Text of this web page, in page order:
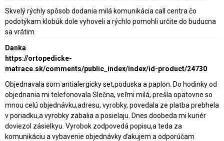
Skvelý rýchly spôsob dodania milá komunikácia call centra čo
podotýkam klobúk dole vyhoveli a rýchlo pomohli určite do buducna
sa vrátim
Danka
https://ortopedicke-
matrace.sk/comments/public_index/index/id-product/24730
Objednavala som antialergicky set,poduska a paplon. Do hodinky od
objednania mi telefonovala Slečna, veľmi milá, prešla opätovne so
mnou celú objednávku,adresu, vyrobky, povedala ze platba prebhela
v poriadku,a vyrobky zabalia a posielaju. Dnes doobeda mi kuriér
doviezol zásielkyu. Vyrobok zodpovedá popisu,a teda za
komunikáciu a vybavenie objednávky ďakujem a odporúčam